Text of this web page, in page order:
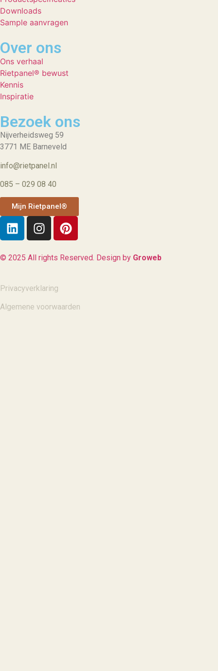
Downloads
Sample aanvragen
Over ons
Ons verhaal
Rietpanel® bewust
Kennis
Inspiratie
Bezoek ons
Nijverheidsweg 59
3771 ME Barneveld
info@rietpanel.nl
085 – 029 08 40
Mijn Rietpanel®
© 2025 All rights Reserved. Design by Groweb
Privacyverklaring
Algemene voorwaarden